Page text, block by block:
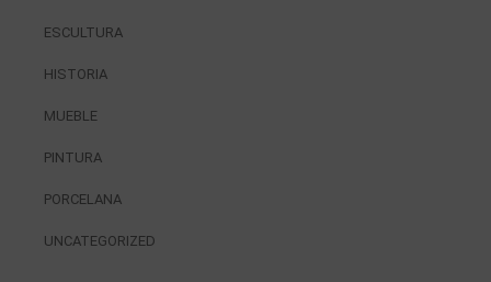
ESCULTURA
HISTORIA
MUEBLE
PINTURA
PORCELANA
UNCATEGORIZED